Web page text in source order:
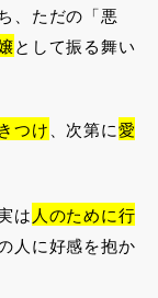
、ただの「悪
として振る舞い
つけ、次第に愛
実は 人のために行
人に好感を抱か